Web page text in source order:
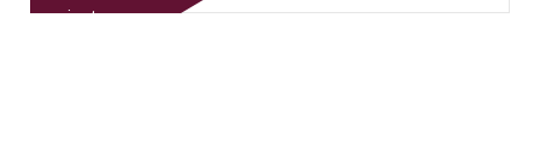
recientes